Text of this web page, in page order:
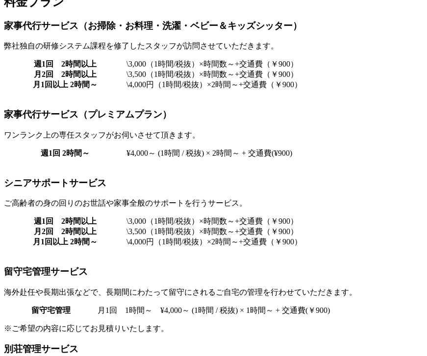
家事代行サービス （お掃除・お料理・洗濯・ベビー＆キッズシッター）
弊社独自の研修システム課程を修了したスタッフが訪問させていただきます。
週1回 2時間以上
\3,000（1時間/税抜）×時間数～+交通費（￥900）
月2回 2時間以上
\3,500（1時間/税抜）×時間数～+交通費（￥900）
月1回以上 2時間～
\4,000円（1時間/税抜）×2時間～+交通費（￥900）
家事代行サービス （プレミアムプラン）
ワンランク上の専任スタッフがお伺いさせて頂きます。
週1回 2時間～ ¥4,000～ (1時間 / 税抜) × 2時間～ + 交通費(¥900)
シニアサポートサービス
ご高齢者の身の回りのお世話や家事全般のサポートを行うサービス。
週1回 2時間以上
\3,000（1時間/税抜）×時間数～+交通費（￥900）
月2回 2時間以上
\3,500（1時間/税抜）×時間数～+交通費（￥900）
月1回以上 2時間～
\4,000円（1時間/税抜）×2時間～+交通費（￥900）
留守宅管理サービス
海外赴任や長期出張などで、長期間にわたって留守にされるご自宅の管理を行わせていただきます。
留守宅管理 月1回 1時間～ ¥4,000～ (1時間 / 税抜) × 1時間～ + 交通費(￥900)
※ご希望の内容に応じてお見積りいたします。
別荘管理サービス